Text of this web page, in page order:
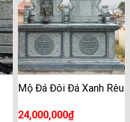
Mộ Đá Đôi Đá Xanh Rêu
24,000,000₫